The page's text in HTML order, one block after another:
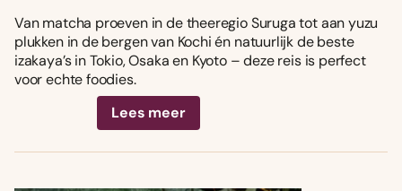
Van matcha proeven in de theeregio Suruga tot aan yuzu
plukken in de bergen van Kochi én natuurlijk de beste
izakaya’s in Tokio, Osaka en Kyoto – deze reis is perfect
voor echte foodies.
Lees meer